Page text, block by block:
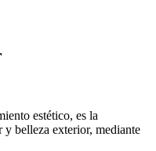
estético, es la
y belleza exterior, mediante